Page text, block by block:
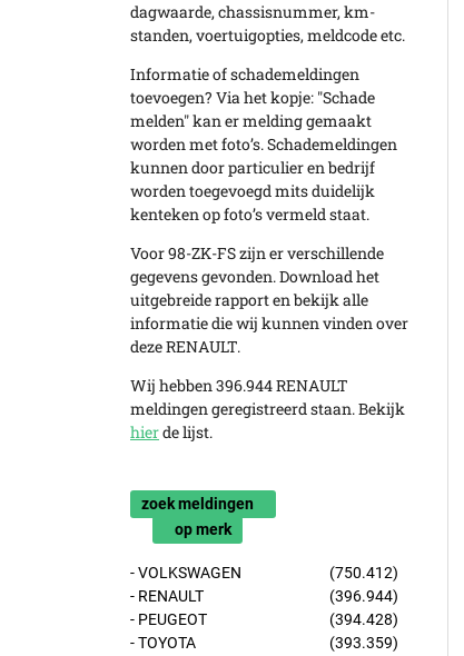
dagwaarde, chassisnummer, km-
standen, voertuigopties, meldcode etc.
Informatie of schademeldingen
toevoegen? Via het kopje: "Schade
melden" kan er melding gemaakt
worden met foto’s. Schademeldingen
kunnen door particulier en bedrijf
worden toegevoegd mits duidelijk
kenteken op foto’s vermeld staat.
Voor 98-ZK-FS zijn er verschillende
gegevens gevonden. Download het
uitgebreide rapport en bekijk alle
informatie die wij kunnen vinden over
deze RENAULT.
Wij hebben 396.944 RENAULT
meldingen geregistreerd staan. Bekijk
hierde lijst.
zoek meldingen
op merk
- VOLKSWAGEN
(750.412)
- RENAULT
(396.944)
- PEUGEOT
(394.428)
- TOYOTA
(393.359)